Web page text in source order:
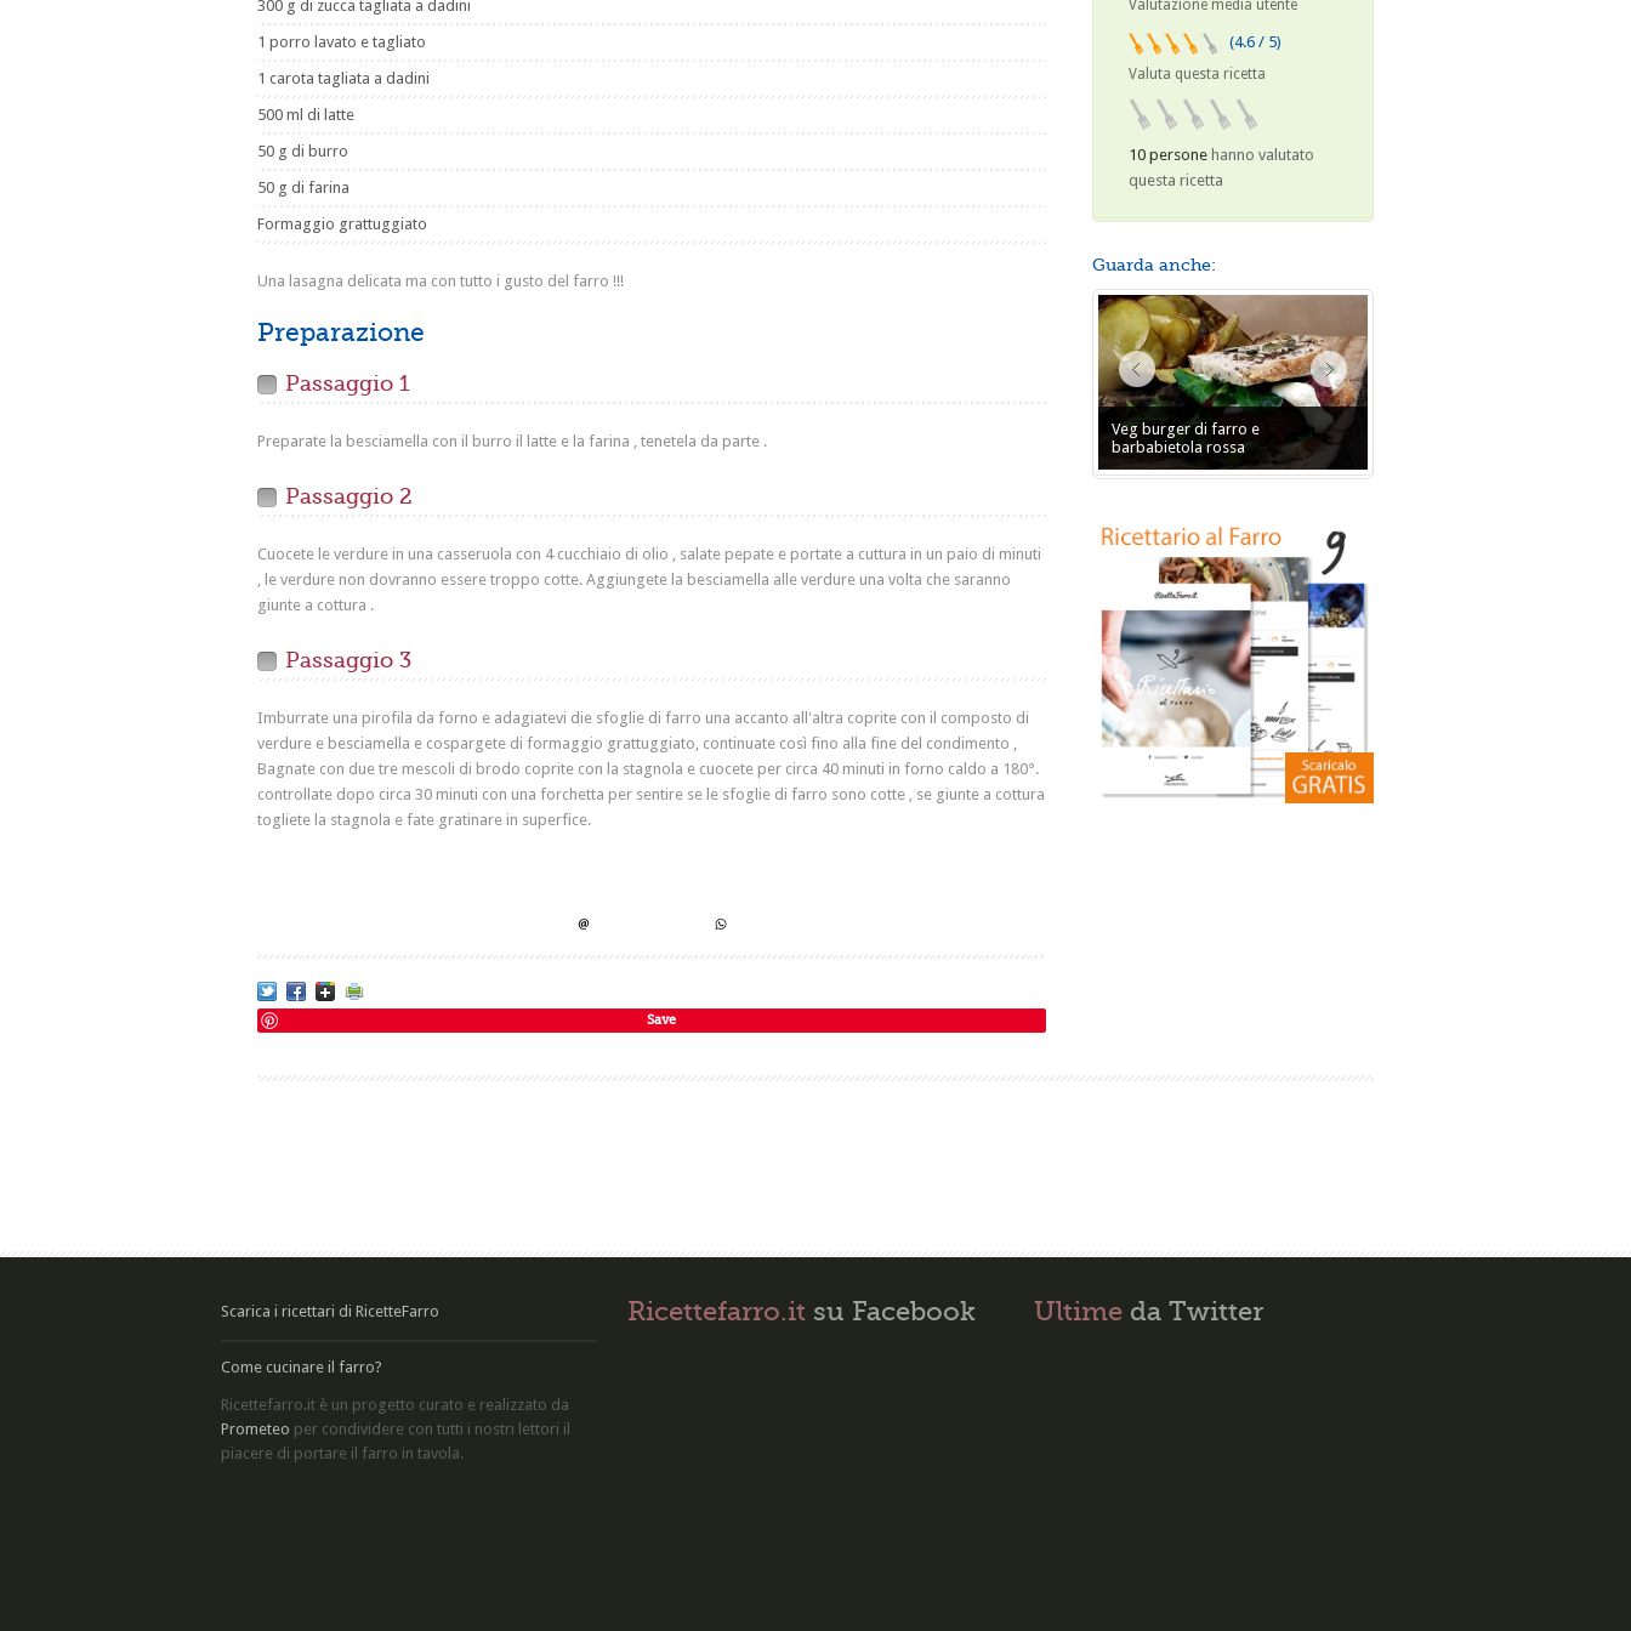
300 g di zucca tagliata a dadini
1 porro lavato e tagliato
1 carota tagliata a dadini
500 ml di latte
50 g di burro
50 g di farina
Formaggio grattuggiato
Una lasagna delicata ma con tutto i gusto del farro !!!
Preparazione
Passaggio 1
Preparate la besciamella con il burro il latte e la farina , tenetela da parte .
Passaggio 2
Cuocete le verdure in una casseruola con 4 cucchiaio di olio , salate pepate e portate a cuttura in un paio di minuti
, le verdure non dovranno essere troppo cotte. Aggiungete la besciamella alle verdure una volta che saranno
giunte a cottura .
Passaggio 3
Imburrate una pirofila da forno e adagiatevi die sfoglie di farro una accanto all'altra coprite con il composto di
verdure e besciamella e cospargete di formaggio grattuggiato, continuate così fino alla fine del condimento ,
Bagnate con due tre mescoli di brodo coprite con la stagnola e cuocete per circa 40 minuti in forno caldo a 180°.
controllate dopo circa 30 minuti con una forchetta per sentire se le sfoglie di farro sono cotte , se giunte a cottura
togliete la stagnola e fate gratinare in superfice.
Save
Valutazione media utente
(4.6 / 5)
Valuta questa ricetta
10 persone hanno valutato
questa ricetta
Guarda anche:
Veg burger di farro e
barbabietola rossa
Scarica i ricettari di RicetteFarro
Come cucinare il farro?
Ricettefarro.it è un progetto curato e realizzato da
Prometeo per condividere con tutti i nostri lettori il
piacere di portare il farro in tavola.
Ricettefarro.it su Facebook Ultime da Twitter